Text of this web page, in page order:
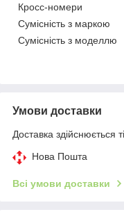
Кросс-номери
Сумісність з маркою
Сумісність з моделлю
Умови доставки
Доставка здійснюється
Нова Пошта
Всі умови доставки